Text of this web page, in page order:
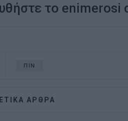
το enimerosi
ΠΙΝ
AΡΘΡΑ